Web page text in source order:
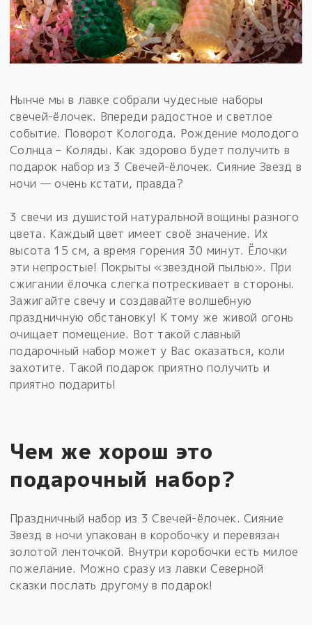
Нынче мы в лавке собрали чудесные наборы
свечей-ёлочек. Впереди радостное и светлое
событие. Поворот Кологода. Рождение молодого
Солнца – Коляды. Как здорово будет получить в
подарок набор из 3 Свечей-ёлочек. Сияние Звезд в
ночи — очень кстати, правда?
3 свечи из душистой натуральной вощины разного
цвета. Каждый цвет имеет своё значение. Их
высота 15 см, а время горения 30 минут. Ёлочки
эти непростые! Покрыты «звездной пылью». При
сжигании ёлочка слегка потрескивает в стороны.
Зажигайте свечу и создавайте волшебную
праздничную обстановку! К тому же живой огонь
очищает помещение. Вот такой славный
подарочный набор может у Вас оказаться, коли
захотите. Такой подарок приятно получить и
приятно подарить!
Чем же хорош это
подарочный набор?
Праздничный набор из 3 Свечей-ёлочек. Сияние
Звезд в ночи упакован в коробочку и перевязан
золотой ленточкой. Внутри коробочки есть милое
пожелание. Можно сразу из лавки Северной
сказки послать другому в подарок!